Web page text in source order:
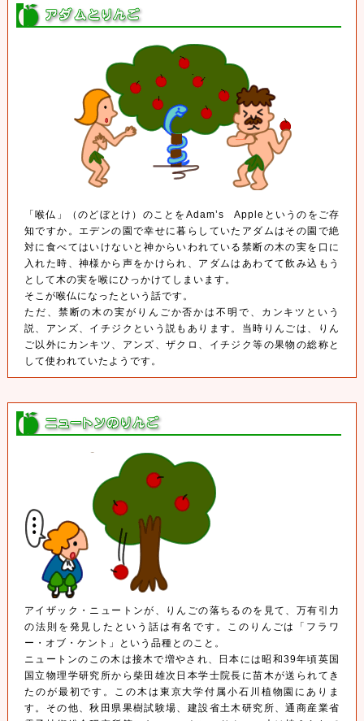
「喉仏」（のどぼとけ）のことをAdam’s Appleというのをご存
知ですか。エデンの園で幸せに暮らしていたアダムはその園で絶
対に食べてはいけないと神からいわれている禁断の木の実を口に
入れた時、神様から声をかけられ、アダムはあわてて飲み込もう
として木の実を喉にひっかけてしまいます。
そこが喉仏になったという話です。
ただ、禁断の木の実がりんごか否かは不明で、カンキツという
説、アンズ、イチジクという説もあります。当時りんごは、りん
ご以外にカンキツ、アンズ、ザクロ、イチジク等の果物の総称と
して使われていたようです。
アイザック・ニュートンが、りんごの落ちるのを見て、万有引力
の法則を発見したという話は有名です。このりんごは「フラワ
ー・オブ・ケント」という品種とのこと。
ニュートンのこの木は接木で増やされ、日本には昭和39年頃英国
国立物理学研究所から柴田雄次日本学士院長に苗木が送られてき
たのが最初です。この木は東京大学付属小石川植物園にありま
す。その他、秋田県果樹試験場、建設省土木研究所、通商産業省